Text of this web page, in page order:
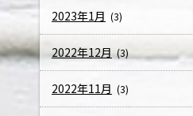
2023年1月 (3)
2022年12月 (3)
2022年11月 (3)